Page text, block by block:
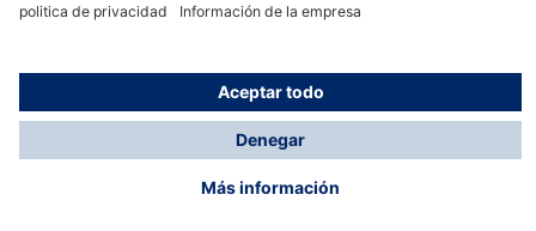
© Dräger Hispania S.A.U., 2024
*Todos los precios no incluyen IVA y posibles gastos
de envío, salvo que indique lo contrario